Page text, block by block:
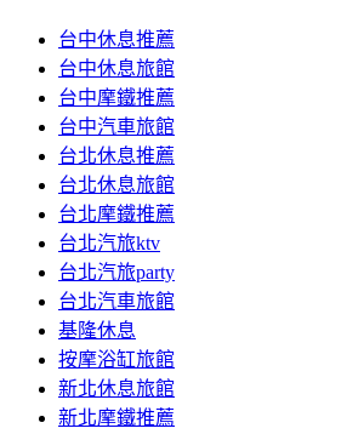
台中休息推薦
台中休息旅館
台中摩鐵推薦
台中汽車旅館
台北休息推薦
台北休息旅館
台北摩鐵推薦
台北汽旅ktv
台北汽旅party
台北汽車旅館
基隆休息
按摩浴缸旅館
新北休息旅館
新北摩鐵推薦